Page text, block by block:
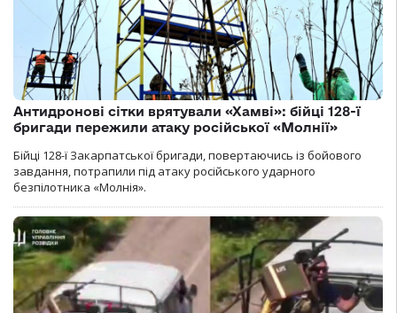
Антидронові сітки врятували «Хамві»: бійці 128-ї
бригади пережили атаку російської «Молнії»
Бійці 128-ї Закарпатської бригади, повертаючись із бойового
завдання, потрапили під атаку російського ударного
безпілотника «Молнія».